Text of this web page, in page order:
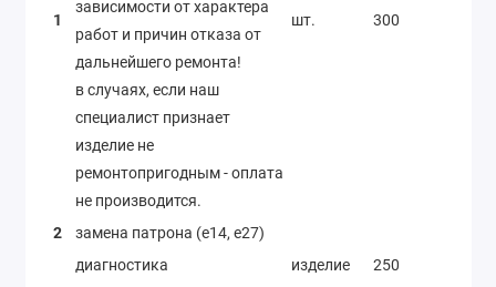
1
зависимости от характера
работ и причин отказа от
дальнейшего ремонта!
в случаях, если наш
специалист признает
изделие не
ремонтопригодным - оплата
не производится.
шт. 300
2
замена патрона (e14, e27)
диагностика
изделие
250